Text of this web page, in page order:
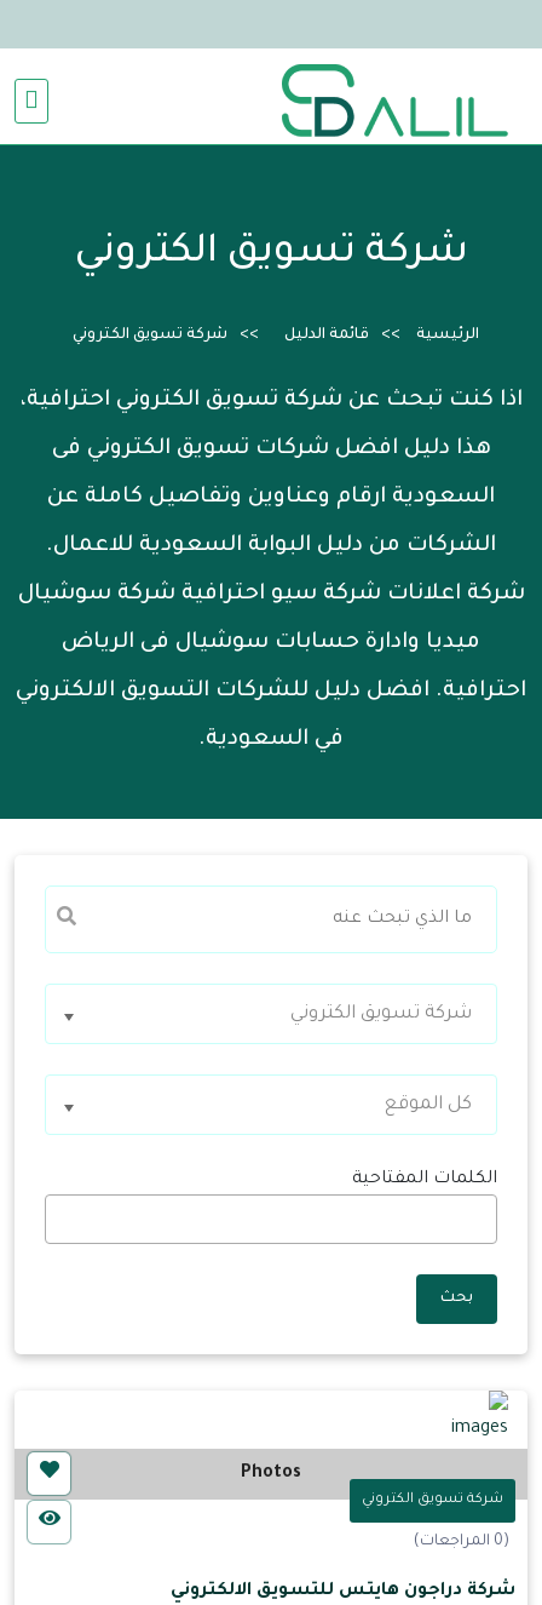
شركة تسويق الكتروني
الرئيسية قائمة الدليل شركة تسويق الكتروني
اذا كنت تبحث عن شركة تسويق الكتروني احترافية،
هذا دليل افضل شركات تسويق الكتروني فى
السعودية ارقام وعناوين وتفاصيل كاملة عن
الشركات من دليل البوابة السعودية للاعمال.
شركة اعلانات شركة سيو احترافية شركة سوشيال
ميديا وادارة حسابات سوشيال فى الرياض
احترافية. افضل دليل للشركات التسويق الالكتروني
في السعودية.
شركة تسويق الكتروني
كل الموقع
الكلمات المفتاحية
بحث
Photos
شركة تسويق الكتروني
(0 المراجعات)
شركة دراجون هايتس للتسويق الالكتروني